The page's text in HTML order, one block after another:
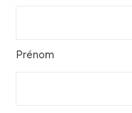
Prénom